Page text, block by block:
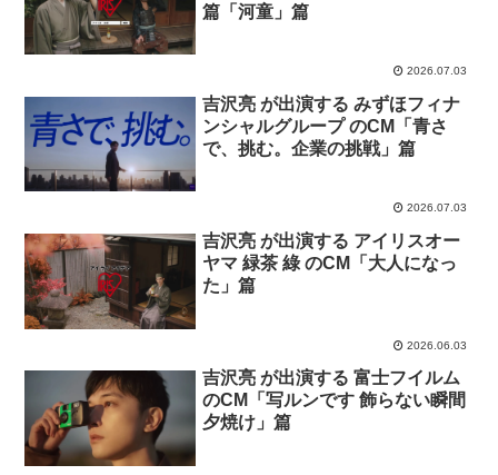
篇「河童」篇
2026.07.03
吉沢亮 が出演する みずほフィナ
ンシャルグループ のCM「青さ
で、挑む。企業の挑戦」篇
2026.07.03
吉沢亮 が出演する アイリスオー
ヤマ 緑茶 綠 のCM「大人になっ
た」篇
2026.06.03
吉沢亮 が出演する 富士フイルム
のCM「写ルンです 飾らない瞬間
夕焼け」篇